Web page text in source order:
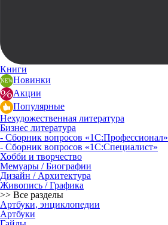
Книги
Новинки
Акции
Популярные
Нехудожественная литература
Бизнес литература
- Сборник вопросов «1С:Профессионал»
- Сборник вопросов «1С:Специалист»
Хобби и творчество
Мемуары / Биографии
Дизайн / Архитектура
Живопись / Графика
>> Все разделы
Артбуки, энциклопедии
Артбуки